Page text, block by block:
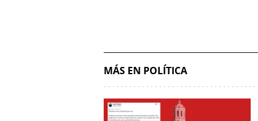
MÁS EN POLÍTICA